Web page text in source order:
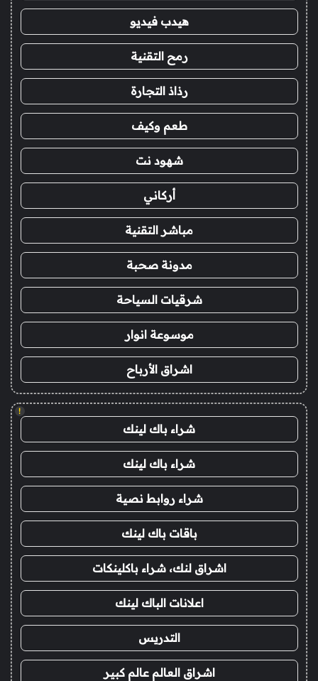
هيدب فيديو
رمح التقنية
رذاذ التجارة
طعم وكيف
شهود نت
أركاني
مباشر التقنية
مدونة صحبة
شرقيات السياحة
موسوعة انوار
اشراق الأرباح
!
شراء باك لينك
شراء باك لينك
شراء روابط نصية
باقات باك لينك
اشراق لنك، شراء باكلينكات
اعلانات الباك لينك
التدريس
اشراق العالم عالم كبير